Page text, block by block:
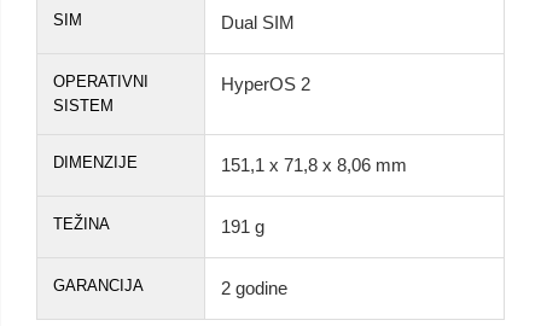
SIM Dual SIM
OPERATIVNI
SISTEM
HyperOS 2
DIMENZIJE 151,1 x 71,8 x 8,06 mm
TEŽINA 191 g
GARANCIJA 2 godine